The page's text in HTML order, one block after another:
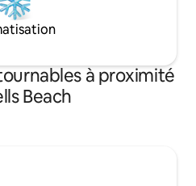
à proximité
Beach